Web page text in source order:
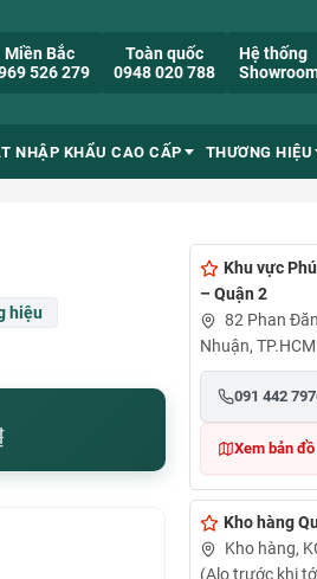
Miền Bắc
526 279
Toàn quốc
0948 020 788
Hệ thống
NHẬP KHẨU CAO CẤP THƯƠNG HIỆU
hiệu
Khu vực
– Quận 2
82 Phan
Nhuận, TP.HCM
091 442
Xem bản đồ
Kho hàng
Kho hàng,
(Alo trước khi